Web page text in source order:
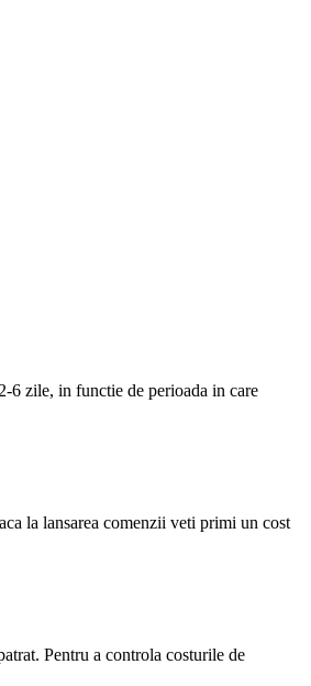
6 zile, in functie de perioada in care
la lansarea comenzii veti primi un cost
Pentru a controla costurile de